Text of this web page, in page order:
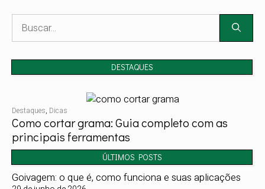
Pesquisar
por:
DESTAQUES
Como cortar grama: Guia completo com as
principais ferramentas
Destaques, Dicas
ÚLTIMOS POSTS
Goivagem: o que é, como funciona e suas aplicações